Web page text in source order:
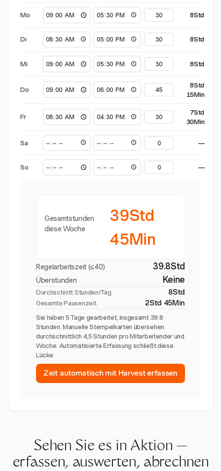
Mo 8Std
Di 8Std
Mi 8Std
Do
8Std
15Min
Fr
7Std
30Min
Sa —
So —
Gesamtstunden
diese Woche
39Std
45Min
Regelarbeitszeit (≤40) 39.8Std
Überstunden Keine
Durchschnitt Stunden/Tag 8Std
Gesamte Pausenzeit 2Std 45Min
Sie haben 5 Tage gearbeitet, insgesamt 39.8
Stunden. Manuelle Stempelkarten übersehen
durchschnittlich 4,5 Stunden pro Mitarbeitender und
Woche. Automatisierte Erfassung schließt diese
Lücke.
Zeit automatisch mit Harvest erfassen
Sehen Sie es in Aktion —
erfassen, auswerten, abrechnen